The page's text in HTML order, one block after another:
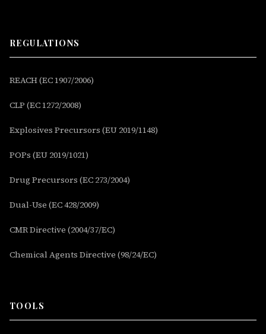
REGULATIONS
REACH (EC 1907/2006)
CLP (EC 1272/2008)
Explosives Precursors (EU 2019/1148)
POPs (EU 2019/1021)
Drug Precursors (EC 273/2004)
Dual-Use (EC 428/2009)
CMR Directive (2004/37/EC)
Chemical Agents Directive (98/24/EC)
TOOLS